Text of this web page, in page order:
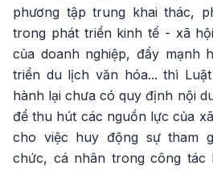
phương tập trung khai thác,
trong phát triển kinh tế - xã
của doanh nghiệp, đẩy mạnh
triển du lịch văn hóa... thì
hành lại chưa có quy định nội
để thu hút các nguồn lực của
cho việc huy động sự tham
chức, cá nhân trong công tác